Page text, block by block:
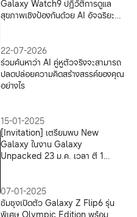
Galaxy Watch9 ปฏิวัติการดูแล
สุขภาพเชิงป้องกันด้วย AI อัจฉริยะบน
22-07-2026
ร่วมค้นหาว่า AI คู่หูตัวจริงจะสามารถ
ปลดปล่อยความคิดสร้างสรรค์ของคุณ
อย่างไร
15-01-2025
[Invitation] เตรียมพบ New
Galaxy ในงาน Galaxy
Unpacked 23 ม.ค. เวลา ตี 1
ตัวคนใหม่ของคนไทยเร็วๆ นี้
07-01-2025
ซัมซุงเปิดตัว Galaxy Z Flip6 รุ่น
พิเศษ Olympic Edition พร้อม